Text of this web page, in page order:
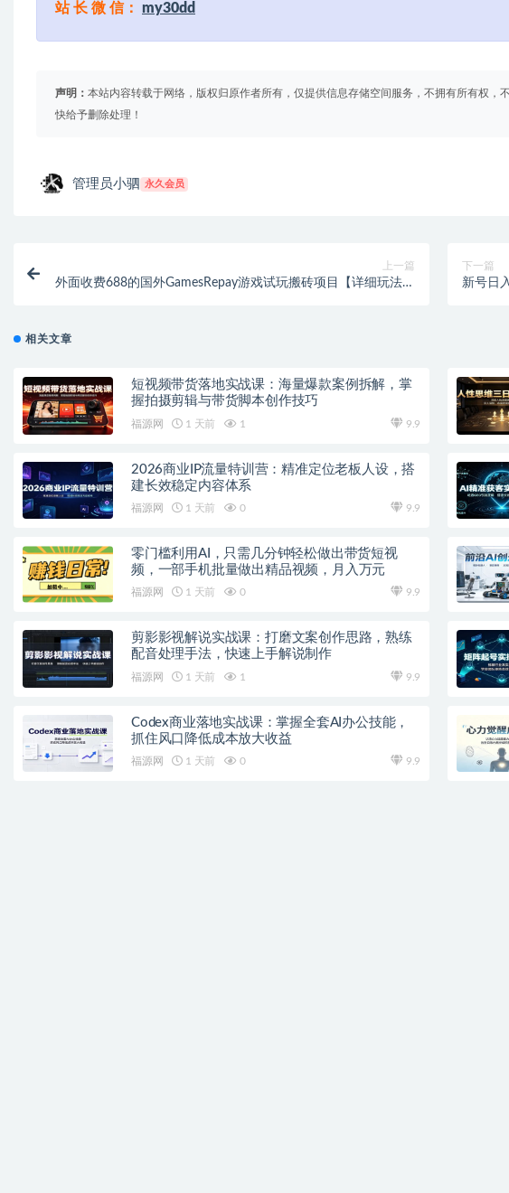
站 长 微 信： my30dd
声明： 本站内容转载于网络，版权归原作者所有，仅提供信息存储空间服务，不拥有所有权
快给予删除处理！
管理员小驷 永久会员
上一篇
外面收费688的国外GamesRepay游戏试玩搬砖项目【详细玩法教
下一篇
新号日
相关文章
短视频带货落地实战课：海量爆款案例拆解，掌
握拍摄剪辑与带货脚本创作技巧
福源网 1 天前 1 9.9
2026商业IP流量特训营：精准定位老板人设，搭
建长效稳定内容体系
福源网 1 天前 0 9.9
零门槛利用AI，只需几分钟轻松做出带货短视
频，一部手机批量做出精品视频，月入万元
福源网 1 天前 0 9.9
剪影影视解说实战课：打磨文案创作思路，熟练
配音处理手法，快速上手解说制作
福源网 1 天前 1 9.9
Codex商业落地实战课：掌握全套AI办公技能，
抓住风口降低成本放大收益
福源网 1 天前 0 9.9